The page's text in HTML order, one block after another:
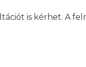
is kérhet. A